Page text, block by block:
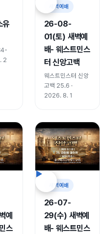
유
2
새벽예배
26-08-
01(토) 새벽예
배- 웨스트민스
터 신앙고백
웨스트민스터 신앙
고백 25.6 ·
2026. 8. 1
예
스
새벽예배
26-07-
29(수) 새벽예
배- 웨스트민스